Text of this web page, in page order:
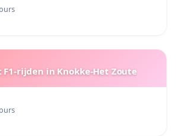
F1-rijden in Knokke-Het Zoute